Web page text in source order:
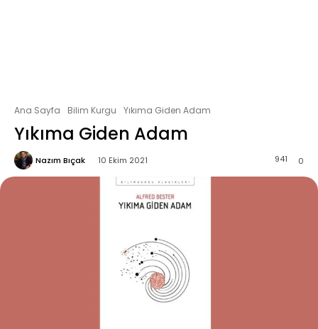
Ana Sayfa Bilim Kurgu Yıkıma Giden Adam
Yıkıma Giden Adam
Nazım Bıçak 10 Ekim 2021 0
941